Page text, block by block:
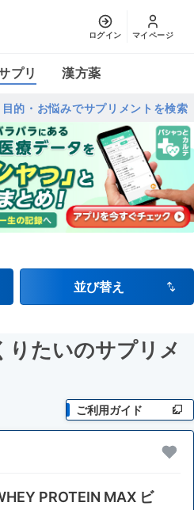
ログイン マイページ
プリ 漢方薬
目的・お悩みでサプリメントを検索
並び替え
たいのサプリメ
ご利用ガイド
PROTEIN MAX ビ